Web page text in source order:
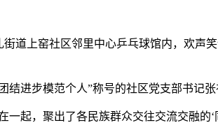
上窑社区邻里中心乒乓球馆内，欢声
进步模范个人”称号的社区党支部书记张
，聚出了各民族群众交往交流交融的‘